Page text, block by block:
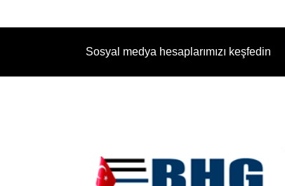
Sosyal medya hesaplarımızı keşfedin